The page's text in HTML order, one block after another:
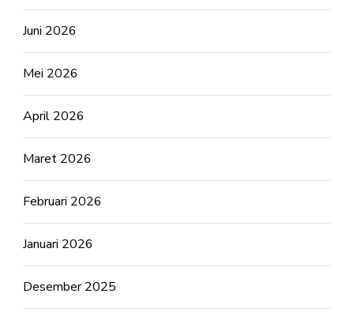
Juni 2026
Mei 2026
April 2026
Maret 2026
Februari 2026
Januari 2026
Desember 2025